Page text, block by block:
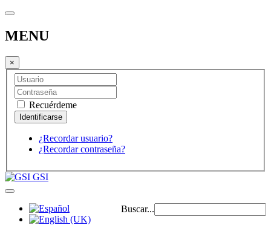
MENU
×
Recuérdeme
¿Recordar usuario?
¿Recordar contraseña?
GSI
Buscar...